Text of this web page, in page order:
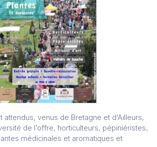
attendus, venus de Bretagne et d’Ailleurs,
de l’offre, horticulteurs, pépiniéristes,
médicinales et aromatiques et